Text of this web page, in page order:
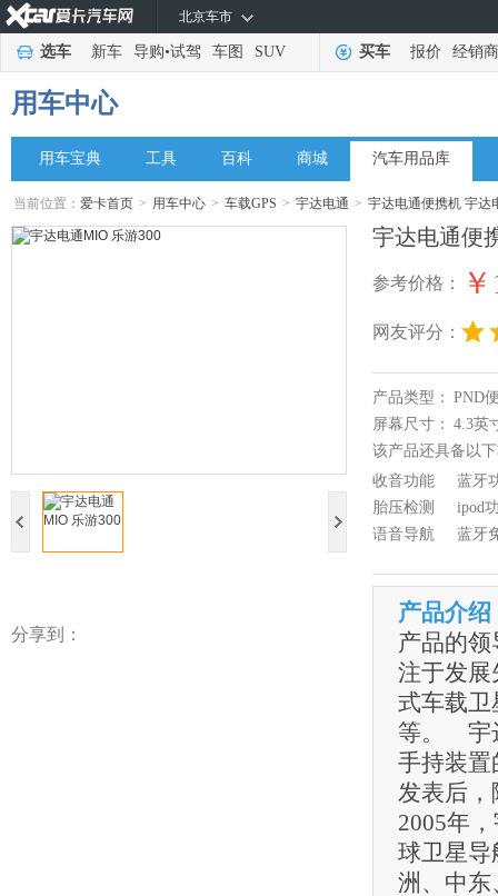
北京车市
选车 新车 导购•试驾 车图 SUV 买车 报价 经销商
用车中心
用车宝典 工具 百科 商城 汽车用品库
当前位置：爱卡首页 > 用车中心 > 车载GPS > 宇达电通 > 宇达电通便携机 宇达
分享到：
宇达电通便
参考价格：
网友评分：
产品类型： PND
屏幕尺寸： 4.3英
该产品还具备以
收音功能
蓝牙
胎压检测
ipod
语音导航
蓝牙
产品介绍
产品的
注于发展
式车载卫
等。 宇
手持装置
发表后
2005年
球卫星导
洲、中东